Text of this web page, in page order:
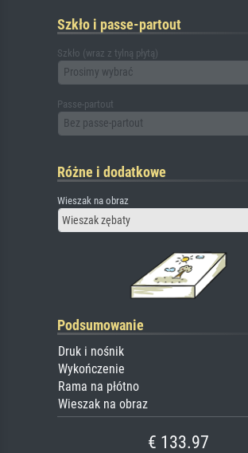
Szkło i passe-partout
Szkło (wraz z tylną płytą)
Prosimy wybrać
Passe-partout
Bez passe-partout
Różne i dodatkowe
Wieszak na obraz
Wieszak zębaty
Podsumowanie
Druk i nośnik
Wykończenie
Rama na płótno
Wieszak na obraz
€ 133.97